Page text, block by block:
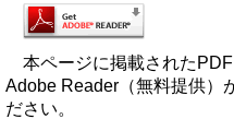
本ページに掲載された
Adobe Reader（無料提供）
ださい。